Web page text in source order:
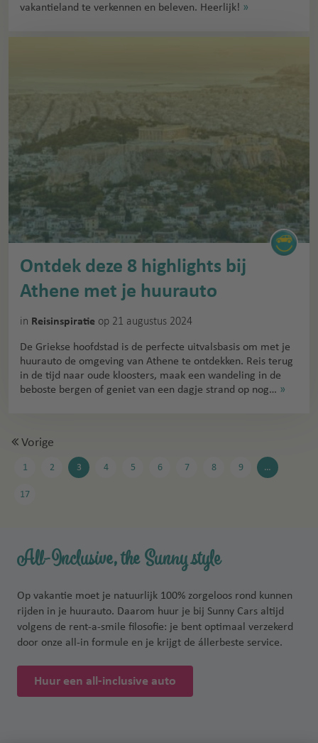
vakantieland te verkennen en beleven. Heerlijk! »
Ontdek deze 8 highlights bij
Athene met je huurauto
in Reisinspiratie op 21 augustus 2024
De Griekse hoofdstad is de perfecte uitvalsbasis om met je
huurauto de omgeving van Athene te ontdekken. Reis terug
in de tijd naar oude kloosters, maak een wandeling in de
beboste bergen of geniet van een dagje strand op nog… »
Vorige
1 2 3 4 5 6 7 8 9 …
17
All-Inclusive, the Sunny style
Op vakantie moet je natuurlijk 100% zorgeloos rond kunnen
rijden in je huurauto. Daarom huur je bij Sunny Cars altijd
volgens de rent-a-smile filosofie: je bent optimaal verzekerd
door onze all-in formule en je krijgt de állerbeste service.
Huur een all-inclusive auto